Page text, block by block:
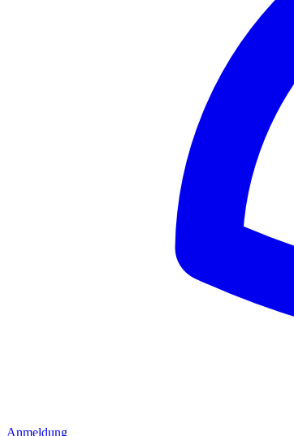
Anmeldung